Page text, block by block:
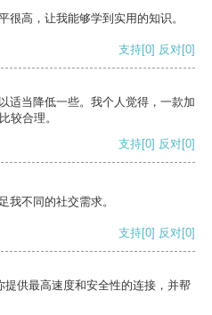
很高，让我能够学到实用的知识。
支持[0] 反对[0]
适当降低一些。我个人觉得，一款加
较合理。
支持[0] 反对[0]
我不同的社交需求。
支持[0] 反对[0]
供最高速度和安全性的连接，并帮